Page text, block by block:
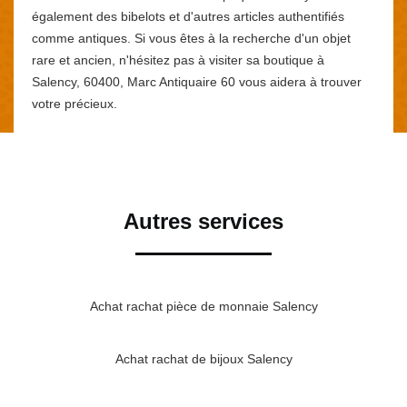
également des bibelots et d'autres articles authentifiés
comme antiques. Si vous êtes à la recherche d'un objet
rare et ancien, n'hésitez pas à visiter sa boutique à
Salency, 60400, Marc Antiquaire 60 vous aidera à trouver
votre précieux.
Autres services
Achat rachat pièce de monnaie Salency
Achat rachat de bijoux Salency